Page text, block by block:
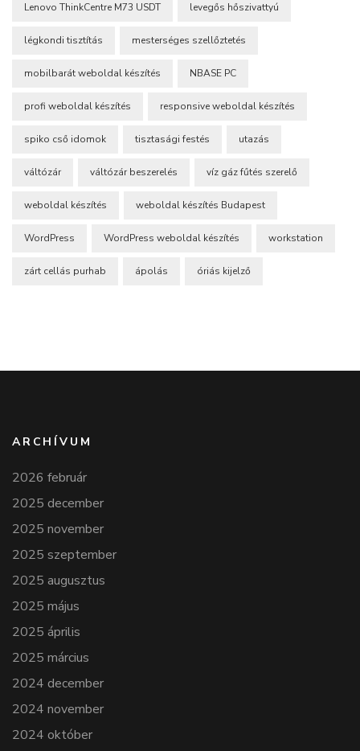
Lenovo ThinkCentre M73 USDT levegős hőszivattyú
légkondi tisztítás mesterséges szellőztetés
mobilbarát weboldal készítés NBASE PC
profi weboldal készítés responsive weboldal készítés
spiko cső idomok tisztasági festés utazás
váltózár váltózár beszerelés víz gáz fűtés szerelő
weboldal készítés weboldal készítés Budapest
WordPress WordPress weboldal készítés workstation
zárt cellás purhab ápolás óriás kijelző
ARCHÍVUM
2026 február
2025 december
2025 november
2025 szeptember
2025 augusztus
2025 május
2025 április
2025 március
2024 december
2024 november
2024 október